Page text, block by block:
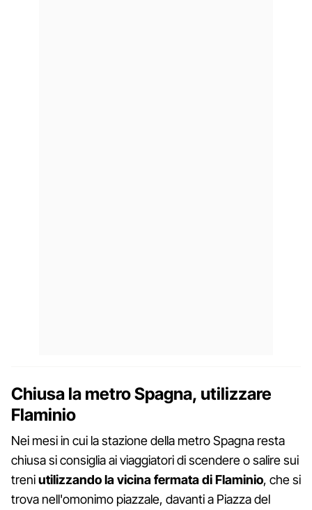
Chiusa la metro Spagna, utilizzare
Flaminio
Nei mesi in cui la stazione della metro Spagna resta
chiusa si consiglia ai viaggiatori di scendere o salire sui
treniutilizzando la vicina fermata di Flaminio, che si
trova nell'omonimo piazzale, davanti a Piazza del